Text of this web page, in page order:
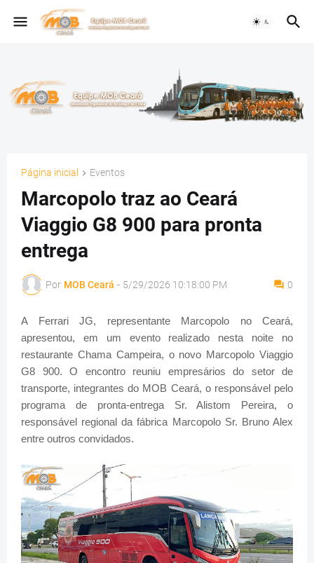
Página inicial Eventos
Marcopolo traz ao Ceará
Viaggio G8 900 para pronta
entrega
Por MOB Ceará - 5/29/2026 10:18:00 PM 0
A Ferrari JG, representante Marcopolo no Ceará,
apresentou, em um evento realizado nesta noite no
restaurante Chama Campeira, o novo Marcopolo Viaggio
G8 900. O encontro reuniu empresários do setor de
transporte, integrantes do MOB Ceará, o responsável pelo
programa de pronta-entrega Sr. Alistom Pereira, o
responsável regional da fábrica Marcopolo Sr. Bruno Alex
entre outros convidados.